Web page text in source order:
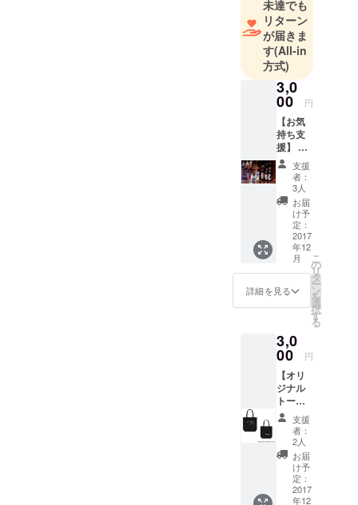
き立てた”日
本酒カクテ
ル”を広めた
い！！！
あまり馴染
みのない”日
本酒カクテ
ル”を日本
中、世界中
に広めた
い！！！
応援よろし
く御願い致
しま
す！！！
未達でも
リターン
が届きま
す(All-in
方式)
3,0
00 円
【お気
持ち支
援】 リ
ターン
は「オ
リジナ
ルポス
トカー
ドに御
礼メッ
セー
ジ」と
「開催
レポー
ト」の
す。 大
したも
のでは
ありま
せん
が、こ
の企画
に対し
て、
「リ
ターン
は要ら
ないけ
支援
者：
3人
お届
け予
定：
2017
年12
月
詳細を見る
こ
の
リ
タ
ー
ン
を
選
択
す
る
3,0
00 円
【オリ
ジナル
トート
バッ
ク】 協
ATELIE
R Lab.
とのコ
ラボ！
支援
者：
2人
お届
け予
定：
2017
年12